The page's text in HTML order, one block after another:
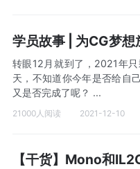
转眼12月就到了，2021年
天，不知道你今年是否给自
又是否完成了呢？ ...
21000人阅读 2021-12-10
【干货】Mono和